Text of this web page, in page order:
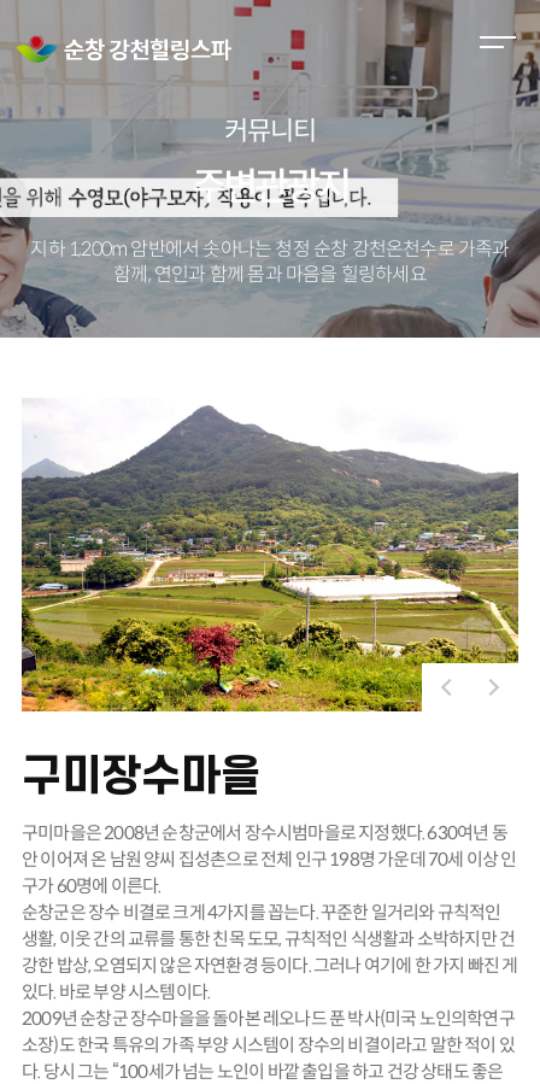
M
p
e
n
커뮤니티
주변관광지
지하 1,200m 암반에서 솟아나는 청정 순창 강천온천수로가족과
함께, 연인과 함께 몸과 마음을 힐링하세요
구미장수마을
구미마을은 2008년 순창군에서 장수시범마을로 지정했다. 630여년 동
안 이어져 온 남원 양씨 집성촌으로 전체 인구 198명 가운데 70세 이상 인
구가 60명에 이른다.
순창군은 장수 비결로 크게 4가지를 꼽는다. 꾸준한 일거리와 규칙적인
생활, 이웃 간의 교류를 통한 친목 도모, 규칙적인 식생활과 소박하지만 건
강한 밥상, 오염되지 않은 자연환경 등이다. 그러나 여기에 한 가지 빠진 게
있다. 바로 부양 시스템이다.
2009년 순창군 장수마을을 돌아본 레오나드 푼 박사(미국 노인의학연구
소장)도 한국 특유의 가족 부양 시스템이 장수의 비결이라고 말한 적이 있
다. 당시 그는 “100세가 넘는 노인이 바깥 출입을 하고 건강 상태도 좋은